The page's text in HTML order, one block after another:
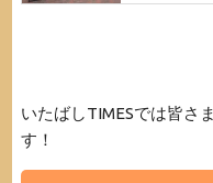
いたばしTIMESでは皆さ
す！